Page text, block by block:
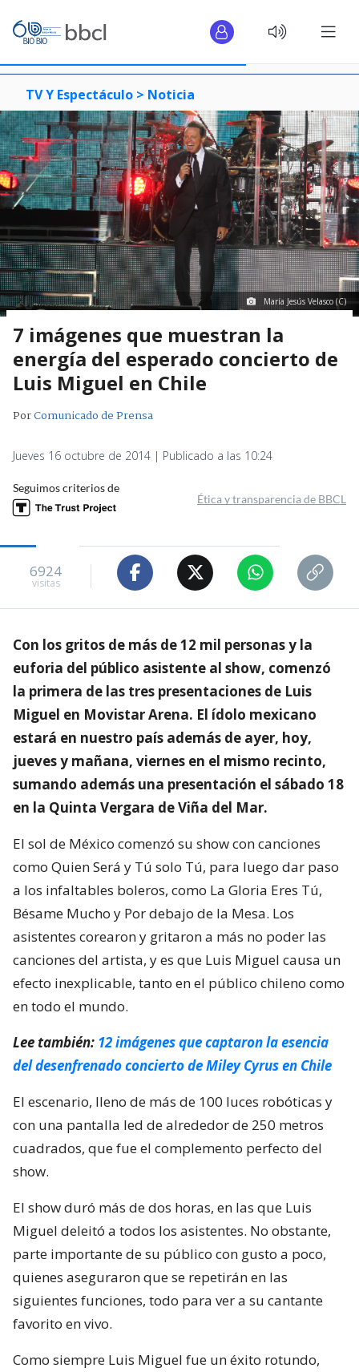
TV Y Espectáculo > Noticia
María Jesús Velasco (C)
7 imágenes que muestran la
energía del esperado concierto de
Luis Miguel en Chile
PorComunicado de Prensa
Jueves 16 octubre de 2014 | Publicado a las 10:24
Seguimos criterios de
Ética y transparencia de BBCL
6924
visitas
Con los gritos de más de 12 mil personas y la
euforia del público asistente al show, comenzó
la primera de las tres presentaciones de Luis
Miguel en Movistar Arena. El ídolo mexicano
estará en nuestro país además de ayer, hoy,
jueves y mañana, viernes en el mismo recinto,
sumando además una presentación el sábado 18
en la Quinta Vergara de Viña del Mar.
El sol de México comenzó su show con canciones
como Quien Será y Tú solo Tú, para luego dar paso
a los infaltables boleros, como La Gloria Eres Tú,
Bésame Mucho y Por debajo de la Mesa. Los
asistentes corearon y gritaron a más no poder las
canciones del artista, y es que Luis Miguel causa un
efecto inexplicable, tanto en el público chileno como
en todo el mundo.
Lee también: 12 imágenes que captaron la esencia
del desenfrenado concierto de Miley Cyrus en Chile
El escenario, lleno de más de 100 luces robóticas y
con una pantalla led de alrededor de 250 metros
cuadrados, que fue el complemento perfecto del
show.
El show duró más de dos horas, en las que Luis
Miguel deleitó a todos los asistentes. No obstante,
parte importante de su público con gusto a poco,
quienes aseguraron que se repetirán en las
siguientes funciones, todo para ver a su cantante
favorito en vivo.
Como siempre Luis Miguel fue un éxito rotundo,